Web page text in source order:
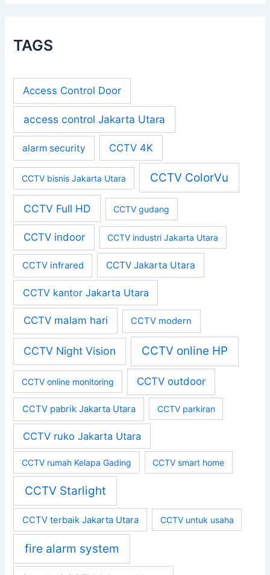
TAGS
Access Control Door
access control Jakarta Utara
alarm security CCTV 4K
CCTV bisnis Jakarta Utara CCTV ColorVu
CCTV Full HD CCTV gudang
CCTV indoor CCTV industri Jakarta Utara
CCTV infrared CCTV Jakarta Utara
CCTV kantor Jakarta Utara
CCTV malam hari CCTV modern
CCTV Night Vision CCTV online HP
CCTV online monitoring CCTV outdoor
CCTV pabrik Jakarta Utara CCTV parkiran
CCTV ruko Jakarta Utara
CCTV rumah Kelapa Gading CCTV smart home
CCTV Starlight
CCTV terbaik Jakarta Utara CCTV untuk usaha
fire alarm system